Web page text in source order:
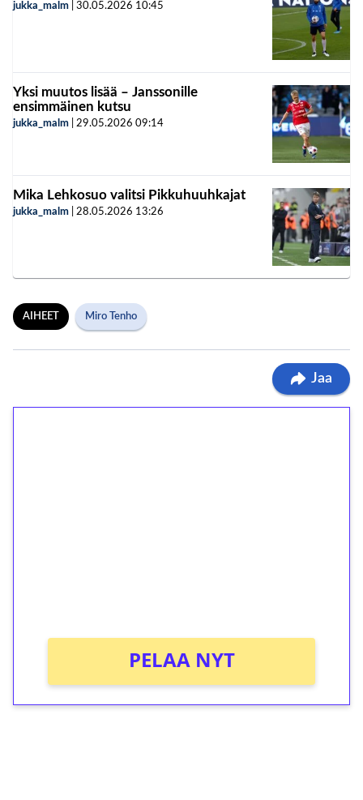
jukka_malm 30.05.2026 10:45
Yksi muutos lisää – Janssonille
ensimmäinen kutsu
jukka_malm 29.05.2026 09:14
Mika Lehkosuo valitsi Pikkuhuuhkajat
jukka_malm 28.05.2026 13:26
AIHEET Miro Tenho
Jaa
PELAA NYT